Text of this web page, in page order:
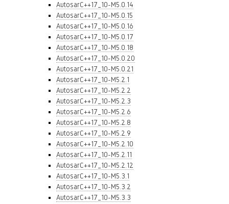
AutosarC++17_10-M5.0.14
AutosarC++17_10-M5.0.15
AutosarC++17_10-M5.0.16
AutosarC++17_10-M5.0.17
AutosarC++17_10-M5.0.18
AutosarC++17_10-M5.0.20
AutosarC++17_10-M5.0.21
AutosarC++17_10-M5.2.1
AutosarC++17_10-M5.2.2
AutosarC++17_10-M5.2.3
AutosarC++17_10-M5.2.6
AutosarC++17_10-M5.2.8
AutosarC++17_10-M5.2.9
AutosarC++17_10-M5.2.10
AutosarC++17_10-M5.2.11
AutosarC++17_10-M5.2.12
AutosarC++17_10-M5.3.1
AutosarC++17_10-M5.3.2
AutosarC++17_10-M5.3.3